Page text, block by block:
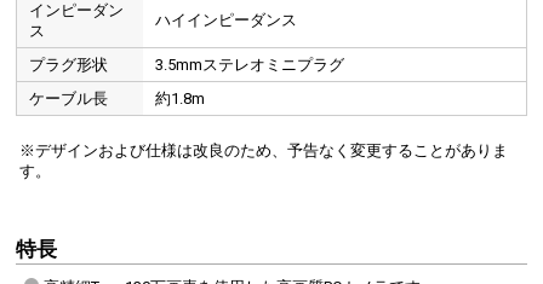
インピーダン
ス
ハイインピーダンス
プラグ形状
3.5mmステレオミニプラグ
ケーブル長
約1.8m
※デザインおよび仕様は改良のため、予告なく変更することがありま
す。
特長